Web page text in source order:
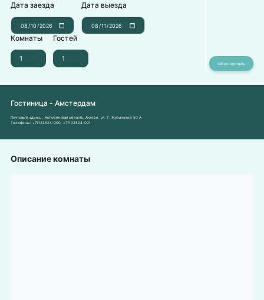
Дата заезда Дата выезда
Комнаты Гостей
Гостиница - Амстердам
Почтовый адрес:
, Актюбинская область, Актобе, ул. Г. Жубановой 50 А
Телефоны: +77132524-000 +77132524-001
Описание комнаты